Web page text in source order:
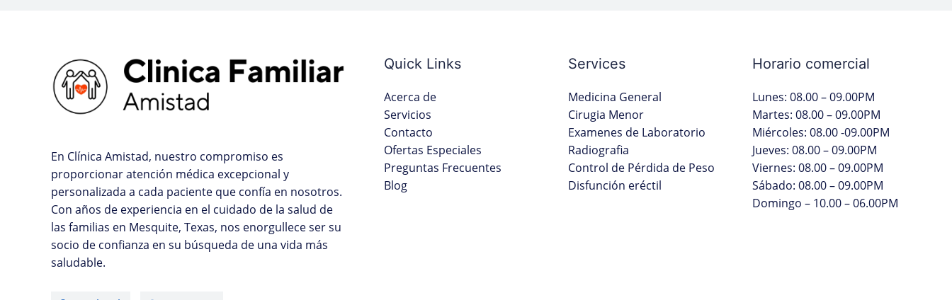
En Clínica Amistad, nuestro compromiso es
proporcionar atención médica excepcional y
personalizada a cada paciente que confía en nosotros.
Con años de experiencia en el cuidado de la salud de
las familias en Mesquite, Texas, nos enorgullece ser su
socio de confianza en su búsqueda de una vida más
saludable.
Quick Links
Acerca de
Servicios
Contacto
Ofertas Especiales
Preguntas Frecuentes
Blog
Services
Medicina General
Cirugia Menor
Examenes de Laboratorio
Radiografia
Control de Pérdida de Peso
Disfunción eréctil
Horario comercial
Lunes: 08.00 – 09.00PM
Martes: 08.00 – 09.00PM
Miércoles: 08.00 -09.00PM
Jueves: 08.00 – 09.00PM
Viernes: 08.00 – 09.00PM
Sábado: 08.00 – 09.00PM
Domingo – 10.00 – 06.00PM